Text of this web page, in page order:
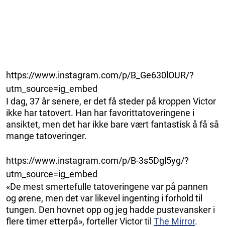
https://www.instagram.com/p/B_Ge630lOUR/?
utm_source=ig_embed
I dag, 37 år senere, er det få steder på kroppen Victor
ikke har tatovert. Han har favorittatoveringene i
ansiktet, men det har ikke bare vært fantastisk å få så
mange tatoveringer.
https://www.instagram.com/p/B-3s5Dgl5yg/?
utm_source=ig_embed
«De mest smertefulle tatoveringene var på pannen
og ørene, men det var likevel ingenting i forhold til
tungen. Den hovnet opp og jeg hadde pustevansker i
flere timer etterpå», forteller Victor til The Mirror.